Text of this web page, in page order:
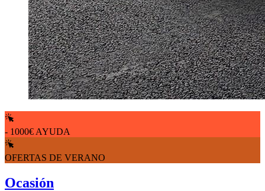
- 1000€ AYUDA
OFERTAS DE VERANO
Ocasión